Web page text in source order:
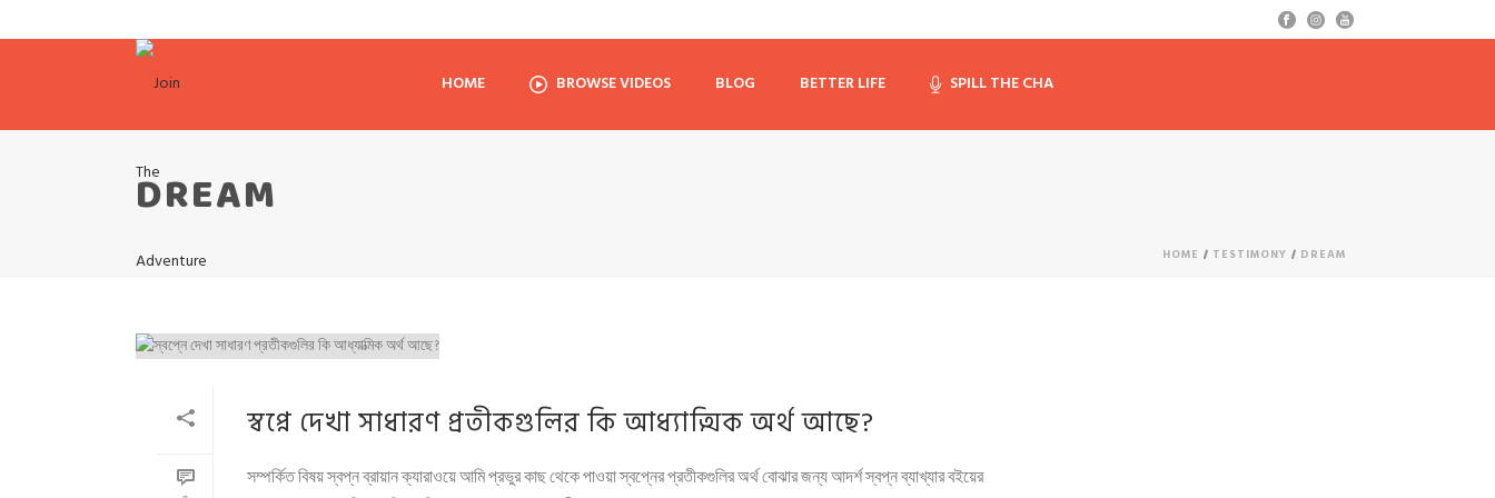
HOME BROWSE VIDEOS BLOG BETTER LIFE SPILL THE CHA
DREAM
HOME / TESTIMONY / DREAM
স্বপ্নে দেখা সাধারণ প্রতীকগুলির কি আধ্যাত্মিক অর্থ আছে?
সম্পর্কিত বিষয় স্বপ্ন ব্রায়ান ক্যারাওয়ে আমি প্রভুর কাছ থেকে পাওয়া স্বপ্নের প্রতীকগুলির অর্থ বোঝার জন্য আদর্শ স্বপ্ন ব্যাখ্যার বইয়ের